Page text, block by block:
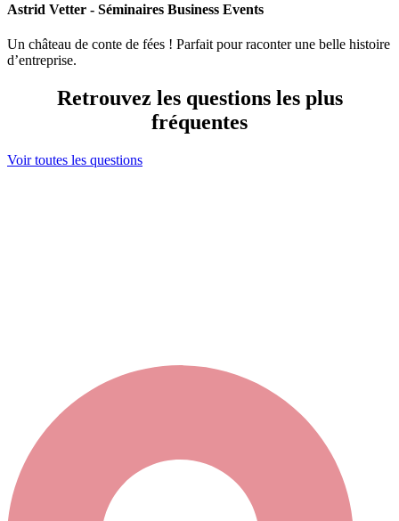
Astrid Vetter - Séminaires Business Events
Un château de conte de fées ! Parfait pour raconter une belle histoire
d’entreprise.
Retrouvez les questions les plus
fréquentes
Voir toutes les questions